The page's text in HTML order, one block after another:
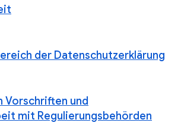
der Datenschutzerklärung
Vorschriften und
mit Regulierungsbehörden